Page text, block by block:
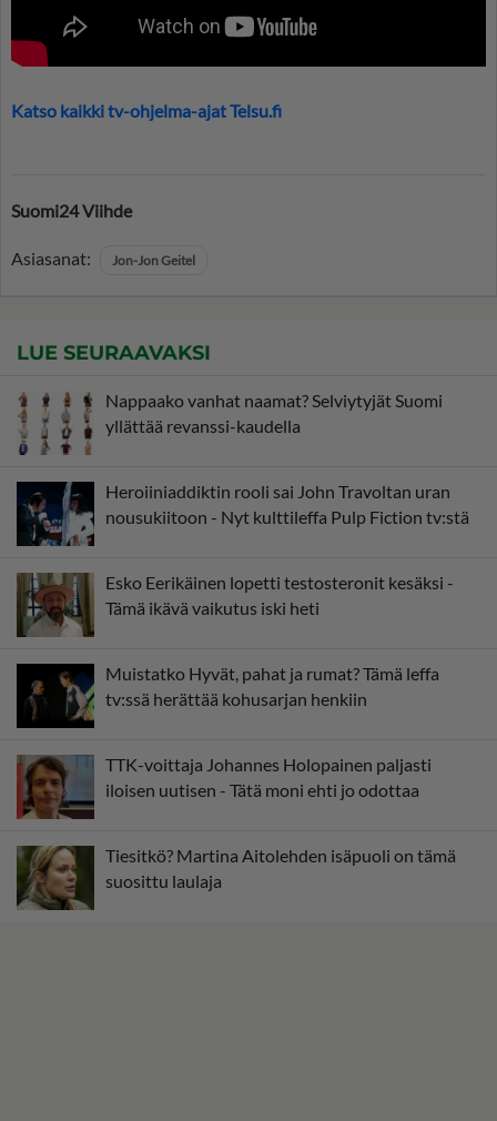
Katso kaikki tv-ohjelma-ajat Telsu.fi
Suomi24 Viihde
Asiasanat: Jon-Jon Geitel
LUE SEURAAVAKSI
Nappaako vanhat naamat? Selviytyjät Suomi
yllättää revanssi-kaudella
Heroiiniaddiktin rooli sai John Travoltan uran
nousukiitoon - Nyt kulttileffa Pulp Fiction tv:stä
Esko Eerikäinen lopetti testosteronit kesäksi -
Tämä ikävä vaikutus iski heti
Muistatko Hyvät, pahat ja rumat? Tämä leffa
tv:ssä herättää kohusarjan henkiin
TTK-voittaja Johannes Holopainen paljasti
iloisen uutisen - Tätä moni ehti jo odottaa
Tiesitkö? Martina Aitolehden isäpuoli on tämä
suosittu laulaja